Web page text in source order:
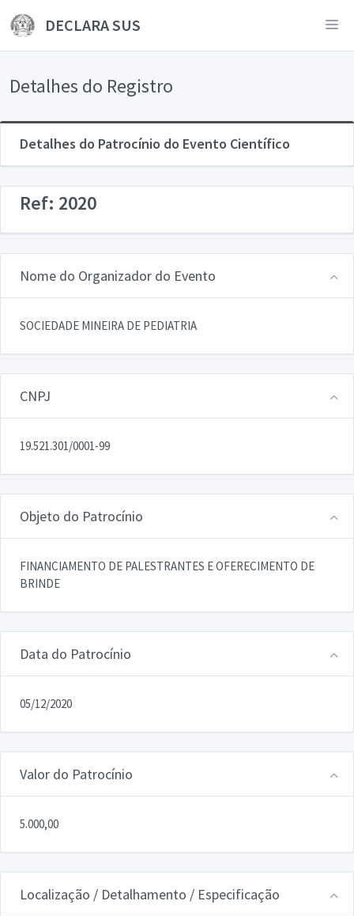
DECLARA SUS
Detalhes do Registro
Detalhes do Patrocínio do Evento Científico
Ref: 2020
Nome do Organizador do Evento
SOCIEDADE MINEIRA DE PEDIATRIA
CNPJ
19.521.301/0001-99
Objeto do Patrocínio
FINANCIAMENTO DE PALESTRANTES E OFERECIMENTO DE
BRINDE
Data do Patrocínio
05/12/2020
Valor do Patrocínio
5.000,00
Localização / Detalhamento / Especificação